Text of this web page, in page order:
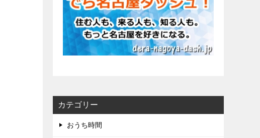
カテゴリー
おうち時間